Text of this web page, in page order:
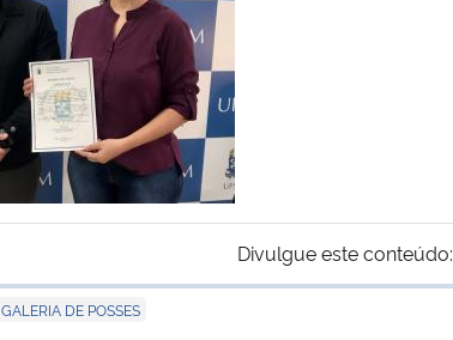
Divulgue este conteúdo:
GALERIA DE POSSES